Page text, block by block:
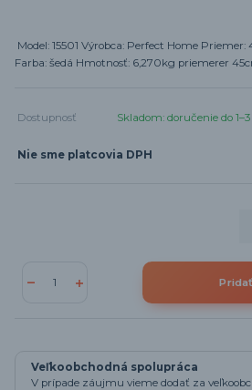
Model: 15501 Výrobca: Perfect Home
Farba: šedá Hmotnosť: 6,270kg priemerer
Dostupnosť Skladom: doručenie do
Nie sme platcovia DPH
Veľkoobchodná spolupráca
V prípade záujmu vieme dodať za